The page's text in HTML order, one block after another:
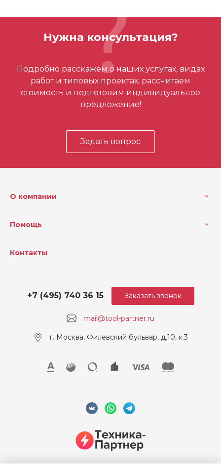
0.0741 кг
Отзывов ещё нет – ваш может стать
первым
Нужна консультация?
Подробно расскажем о наших услугах, видах
работ и типовых проектах, рассчитаем
стоимость и подготовим индивидуальное
предложение!
Задать вопрос
О компании
Помощь
Контакты
mail@tool-partner.ru
+7 (495) 740 36 15
г. Москва, Филевский бульвар, д.10, к.3
Заказать звонок